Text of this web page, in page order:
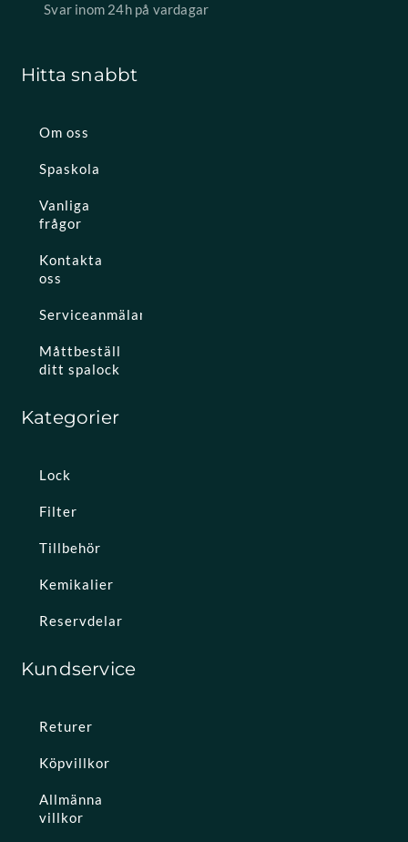
Svar inom 24h på vardagar
Hitta snabbt
Om oss
Spaskola
Vanliga
frågor
Kontakta
oss
Serviceanmälan
Måttbeställ
ditt spalock
Kategorier
Lock
Filter
Tillbehör
Kemikalier
Reservdelar
Kundservice
Returer
Köpvillkor
Allmänna
villkor